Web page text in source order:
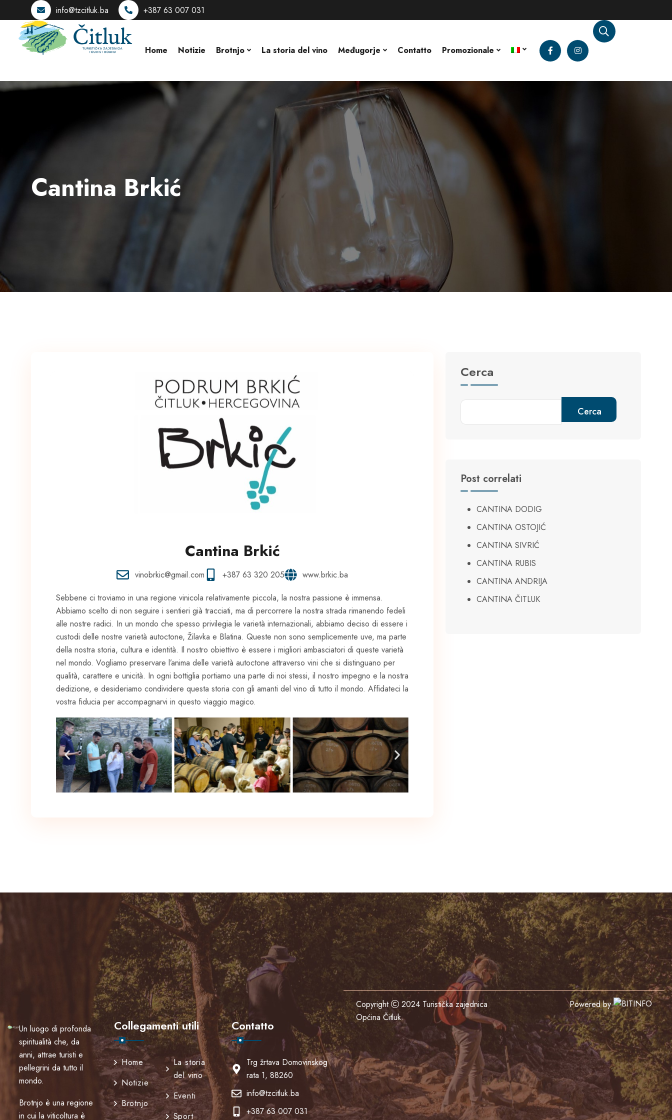
info@tzcitluk.ba +387 63 007 031
Home Notizie Brotnjo La storia del vino Međugorje Contatto Promozionale
Cantina Brkić
Cantina Brkić
vinobrkic@gmail.com +387 63 320 205
www.brkic.ba
Sebbene ci troviamo in una regione vinicola relativamente piccola, la nostra passione è immensa.
Abbiamo scelto di non seguire i sentieri già tracciati, ma di percorrere la nostra strada rimanendo fedeli
alle nostre radici. In un mondo che spesso privilegia le varietà internazionali, abbiamo deciso di essere i
custodi delle nostre varietà autoctone, Žilavka e Blatina. Queste non sono semplicemente uve, ma parte
della nostra storia, cultura e identità. Il nostro obiettivo è essere i migliori ambasciatori di queste varietà
nel mondo. Vogliamo preservare l’anima delle varietà autoctone attraverso vini che si distinguano per
qualità, carattere e unicità. In ogni bottiglia portiamo una parte di noi stessi, il nostro impegno e la nostra
dedizione, e desideriamo condividere questa storia con gli amanti del vino di tutto il mondo. Affidateci la
vostra fiducia per accompagnarvi in questo viaggio magico.
Cerca
Cerca
Post correlati
CANTINA DODIG
CANTINA OSTOJIĆ
CANTINA SIVRIĆ
CANTINA RUBIS
CANTINA ANDRIJA
CANTINA ČITLUK
Un luogo di profonda
spiritualità che, da
anni, attrae turisti e
pellegrini da tutto il
mondo.
Brotnjo è una regione
in cui la viticoltura è
Collegamenti utili
Home
Notizie
Brotnjo
La storia
del vino
Eventi
Sport
Contatto
Trg žrtava Domovinskog
rata 1, 88260
info@tzcitluk.ba
+387 63 007 031
Copyright 2024 Turistička zajednica
Općina Čitluk.
Powered by